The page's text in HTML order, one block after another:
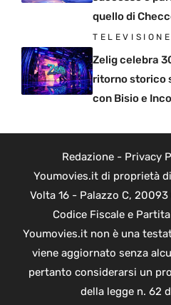
quello di
TELEVISIONE
Zelig celebra
ritorno storico
con Bisio e
Redazione- Privacy
Youmovies.it di proprietà di
Volta 16 - Palazzo C,
Codice Fiscale e
Youmovies.it non è una
viene aggiornato senza
pertanto considerarsi un
della legge n. 62